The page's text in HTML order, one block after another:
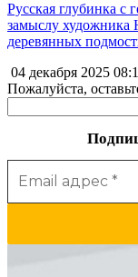
Русская глубинка с
замыслу художника
деревянных
04 декабря 2025
Пожалуйста,